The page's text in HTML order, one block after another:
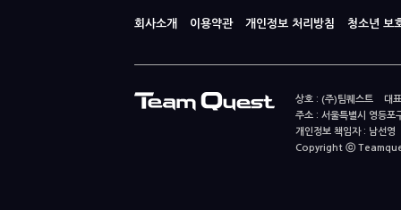
회사소개 이용약관 개인정보 처리방침 청소년 보
상호 : (주)팀퀘스트 대
주소 : 서울특별시 영등
개인정보 책임자 : 남
Copyright ⓒ